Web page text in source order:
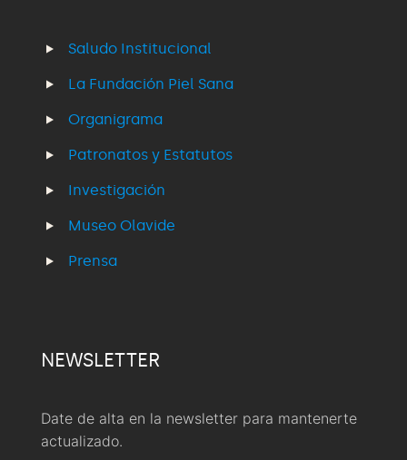
Saludo Institucional
La Fundación Piel Sana
Organigrama
Patronatos y Estatutos
Investigación
Museo Olavide
Prensa
NEWSLETTER
Date de alta en la newsletter para mantenerte
actualizado.